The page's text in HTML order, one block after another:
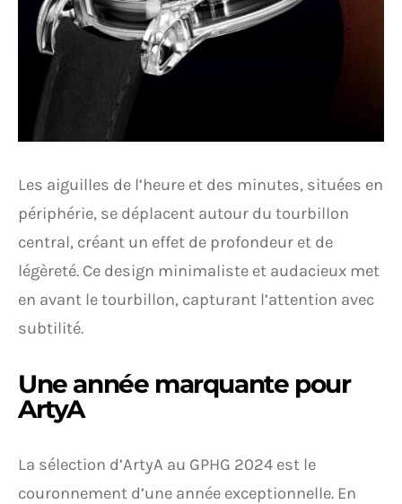
Les aiguilles de l’heure et des minutes, situées en
périphérie, se déplacent autour du tourbillon
central, créant un effet de profondeur et de
légèreté. Ce design minimaliste et audacieux met
en avant le tourbillon, capturant l’attention avec
subtilité.
Une année marquante pour
ArtyA
La sélection d’ArtyA au GPHG 2024 est le
couronnement d’une année exceptionnelle. En